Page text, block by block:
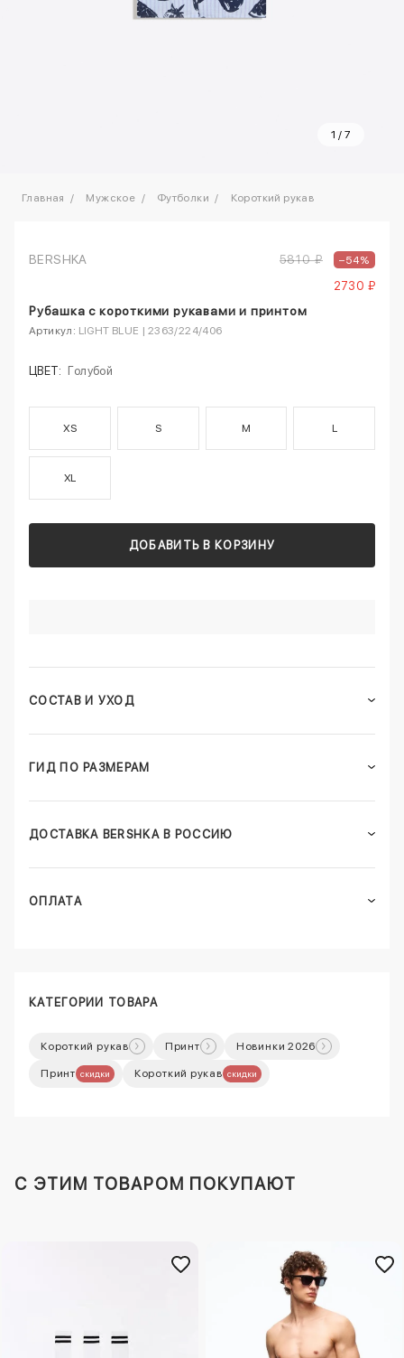
1 / 7
Главная Мужское Футболки Короткий рукав
BERSHKA 5810 ₽ –54%
2730 ₽
Рубашка с короткими рукавами и принтом
Артикул: LIGHT BLUE | 2363/224/406
ЦВЕТ: Голубой
XS S M L
XL
ДОБАВИТЬ В КОРЗИНУ
СОСТАВ И УХОД
ГИД ПО РАЗМЕРАМ
ДОСТАВКА BERSHKA В РОССИЮ
ОПЛАТА
КАТЕГОРИИ ТОВАРА
Короткий рукав Принт Новинки 2026
Принт скидки Короткий рукав скидки
C ЭТИМ ТОВАРОМ ПОКУПАЮТ